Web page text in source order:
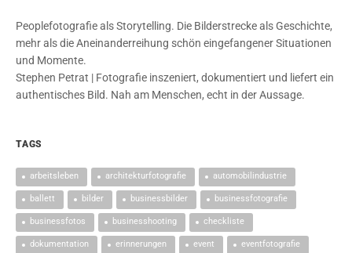
Peoplefotografie als Storytelling. Die Bilderstrecke als Geschichte,
mehr als die Aneinanderreihung schön eingefangener Situationen
und Momente.
Stephen Petrat | Fotografie inszeniert, dokumentiert und liefert ein
authentisches Bild. Nah am Menschen, echt in der Aussage.
TAGS
arbeitsleben architekturfotografie automobilindustrie
ballett bilder businessbilder businessfotografie
businessfotos businesshooting checkliste
dokumentation erinnerungen event eventfotografie